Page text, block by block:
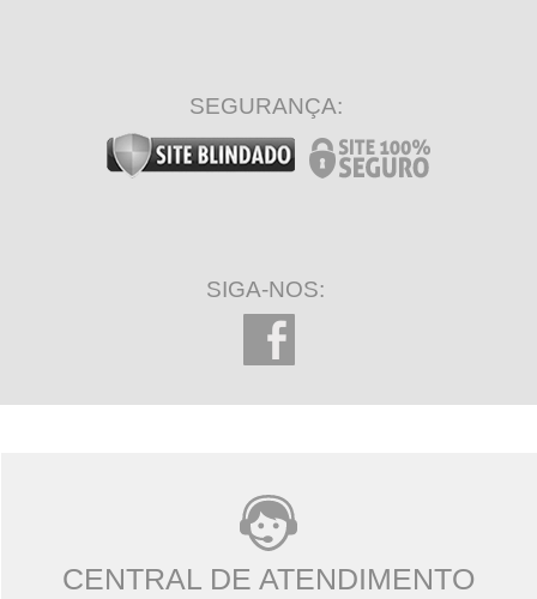
SEGURANÇA:
SIGA-NOS:
CENTRAL DE ATENDIMENTO